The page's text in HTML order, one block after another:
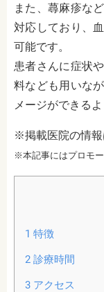
また、蕁麻疹な
対応しており、
可能です。
患者さんに症状
料なども用いな
メージができる
※掲載医院の情報
※本記事にはプロモ
1 特徴
2診療時間
3アクセス